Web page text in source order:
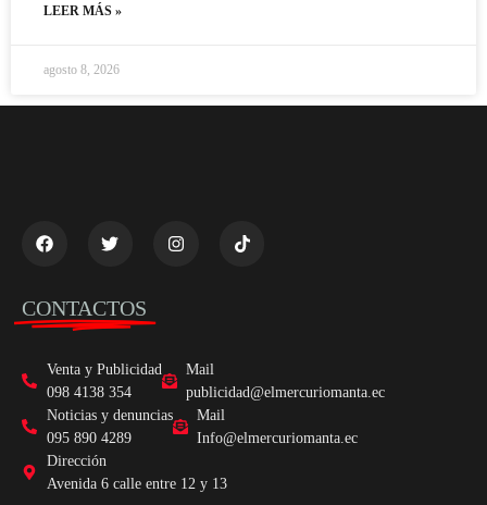
LEER MÁS »
agosto 8, 2026
CONTACTOS
Venta y Publicidad
098 4138 354
Mail
publicidad@elmercuriomanta.ec
Noticias y denuncias
095 890 4289
Mail
Info@elmercuriomanta.ec
Dirección
Avenida 6 calle entre 12 y 13